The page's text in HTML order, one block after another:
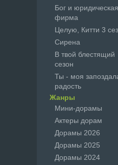
Бог и юридическая
фирма
Целую, Китти 3
Сирена
В твой блестящий
сезон
Ты - моя
радость
Жанры
Мини-дорамы
Актеры дорам
Дорамы 2026
Дорамы 2025
Дорамы 2024